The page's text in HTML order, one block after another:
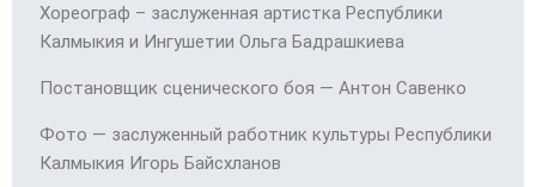
Хореограф – заслуженная артистка Республики
Калмыкия и Ингушетии Ольга Бадрашкиева
Постановщик сценического боя — Антон Савенко
Фото — заслуженный работник культуры Республики
Калмыкия Игорь Байсхланов